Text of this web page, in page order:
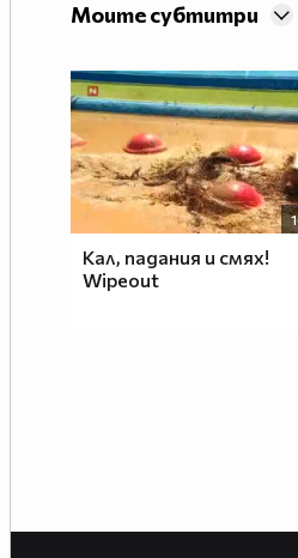
Моите субтитри
Кал, падания и смях!
Wipeout